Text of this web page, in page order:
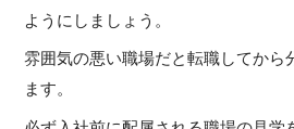
ようにしましょう。
雰囲気の悪い職場だと転職してから
ます。